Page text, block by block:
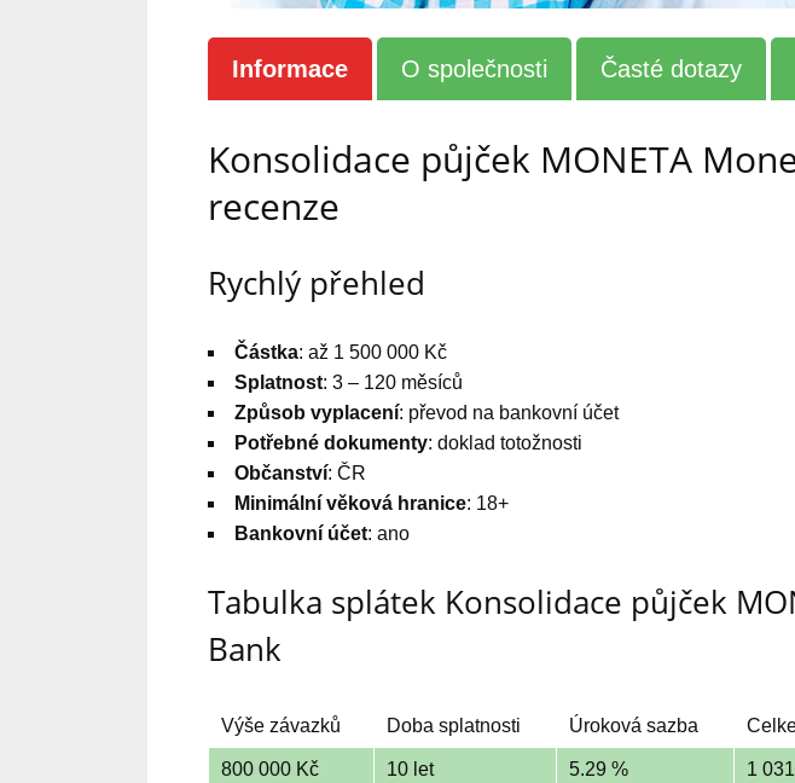
Informace O společnosti Časté dotazy
Konsolidace půjček MONETA
recenze
Rychlý přehled
Částka: až 1 500 000 Kč
Splatnost: 3 – 120 měsíců
Způsob vyplacení: převod na bankovní účet
Potřebné dokumenty: doklad totožnosti
Občanství: ČR
Minimální věková hranice: 18+
Bankovní účet: ano
Tabulka splátek Konsolidace půjček
Bank
Výše závazků Doba splatnosti Úroková sazba
800 000 Kč 10 let 5.29 % 1